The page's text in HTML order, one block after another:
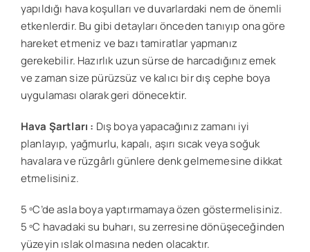
yapıldığı hava koşulları ve duvarlardaki nem de önemli
etkenlerdir. Bu gibi detayları önceden tanıyıp ona göre
hareket etmeniz ve bazı tamiratlar yapmanız
gerekebilir. Hazırlık uzun sürse de harcadığınız emek
ve zaman size pürüzsüz ve kalıcı bir dış cephe boya
uygulaması olarak geri dönecektir.
Hava Şartları : Dış boya yapacağınız zamanı iyi
planlayıp, yağmurlu, kapalı, aşırı sıcak veya soğuk
havalara ve rüzgârlı günlere denk gelmemesine dikkat
etmelisiniz.
5 ºC’de asla boya yaptırmamaya özen göstermelisiniz.
5 ºC havadaki su buharı, su zerresine dönüşeceğinden
yüzeyin ıslak olmasına neden olacaktır.